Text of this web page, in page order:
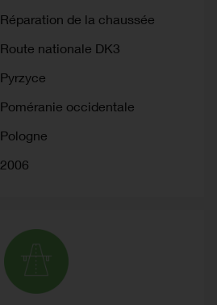
Réparation de la chaussée
Route nationale DK3
Pyrzyce
Poméranie occidentale
Pologne
2006